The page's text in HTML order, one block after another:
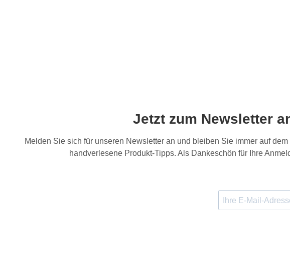
Jetzt zum Newsletter
Melden Sie sich für unseren Newsletter an und bleiben Sie immer auf
handverlesene Produkt-Tipps. Als Dankeschön für Ihre